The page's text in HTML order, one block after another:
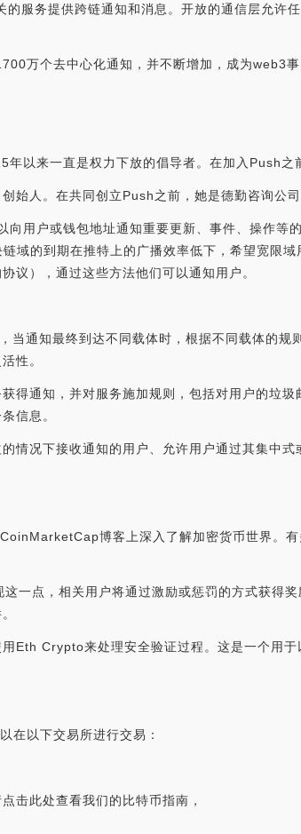
服务提供跨链通知和消息。开放的通信层允许
万个去中心化通知，并不断增加，成为web3事
以来一直是权力下放的倡导者。在加入Push之
始人。在共同创立Push之前，她是德勤咨询公司
用户或钱包地址通知重要更新、事件、操作等
域的到期在推特上的广播效率低下，希望宽限域
议），通过这些方法他们可以通知用户。
通知最终到达不同载体时，根据不同载体的规
性。
得通知，并对服务施加规则，包括对用户的垃
信息。
情况下接收通知的用户、允许用户通过其集中
博客上深入了解加密货币世界。有
一点，相关用户将通过激励或惩罚的方式获得
Eth Crypto来处理安全验证过程。这是一个用
在以下交易所进行交易：
击此处查看我们的比特币指南，